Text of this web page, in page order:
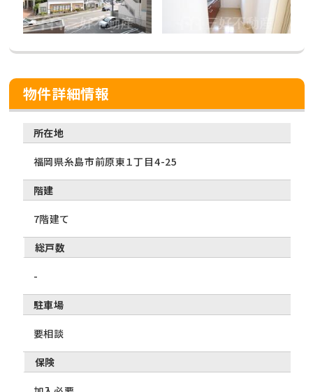
物件詳細情報
所在地
福岡県糸島市前原東１丁目4-25
階建
7階建て
総戸数
-
駐車場
要相談
保険